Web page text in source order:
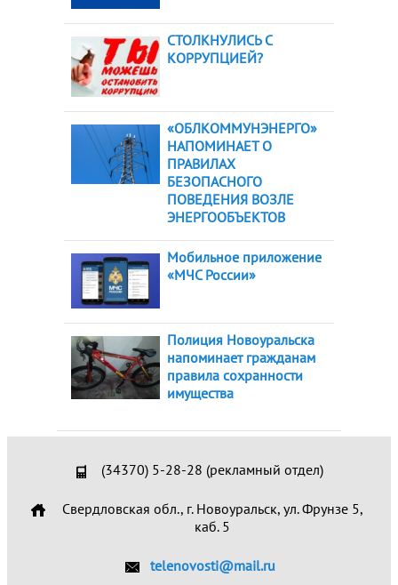
СТОЛКНУЛИСЬ С
КОРРУПЦИЕЙ?
«ОБЛКОММУНЭНЕРГО»
НАПОМИНАЕТ О
ПРАВИЛАХ
БЕЗОПАСНОГО
ПОВЕДЕНИЯ ВОЗЛЕ
ЭНЕРГООБЪЕКТОВ
Мобильное приложение
«МЧС России»
Полиция Новоуральска
напоминает гражданам
правила сохранности
имущества
(34370) 5-28-28 (рекламный отдел)
Свердловская обл., г. Новоуральск, ул. Фрунзе 5,
каб. 5
telenovosti@mail.ru